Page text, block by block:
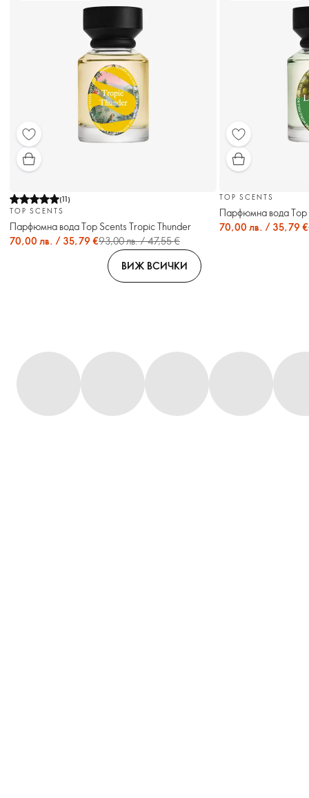
(11)
TOP SCENTS
Парфюмна вода Top Scents Tropic Thunder
70,00 лв. / 35,79 €93,00 лв. / 47,55 €
TOP SCENTS
Парфюмна вода Top
70,00 лв. / 35,79 €
ВИЖ ВСИЧКИ